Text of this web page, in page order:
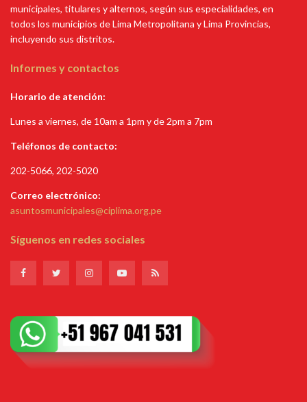
municipales, titulares y alternos, según sus especialidades, en
todos los municipios de Lima Metropolitana y Lima Provincias,
incluyendo sus distritos.
Informes y contactos
Horario de atención:
Lunes a viernes, de 10am a 1pm y de 2pm a 7pm
Teléfonos de contacto:
202-5066, 202-5020
Correo electrónico:
asuntosmunicipales@ciplima.org.pe
Síguenos en redes sociales